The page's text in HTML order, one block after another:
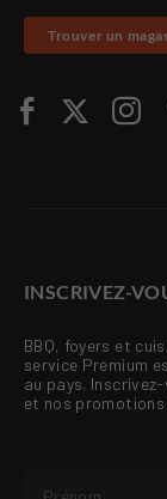
Trouver un
INSCRIVEZ-
BBQ, foyers et
service Premium
au pays.
et nos promotions